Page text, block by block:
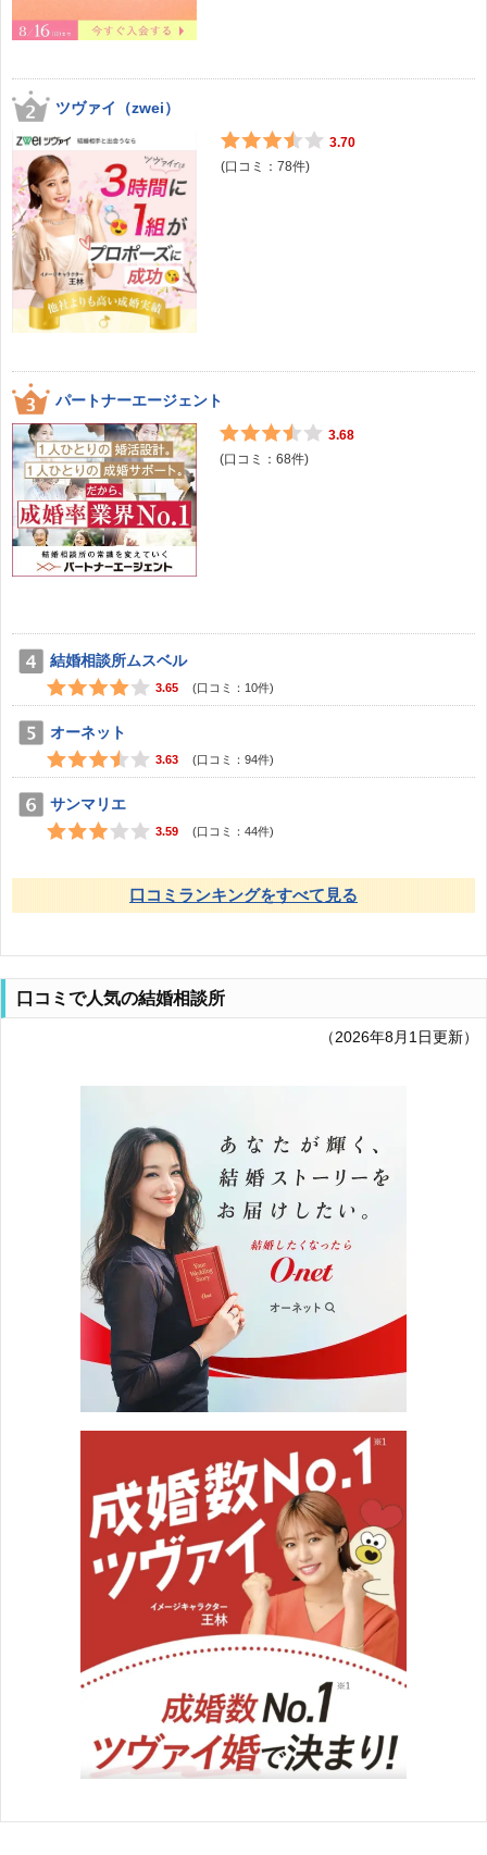
ツヴァイ（zwei）
3.70
(口コミ： 78件)
パートナーエージェント
3.68
(口コミ： 68件)
結婚相談所ムスベル
3.65 (口コミ： 10件)
オーネット
3.63 (口コミ： 94件)
サンマリエ
3.59 (口コミ： 44件)
口コミランキングをすべて見る
口コミで人気の結婚相談所
（2026年8月1日更新）